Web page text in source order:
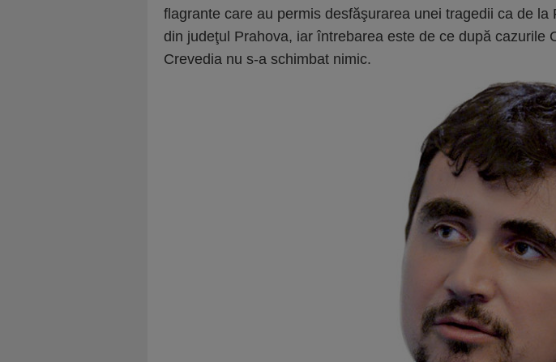
flagrante care au permis desfăşurarea unei tragedii ca de la
din judeţul Prahova, iar întrebarea este de ce după cazurile
Crevedia nu s-a schimbat nimic.